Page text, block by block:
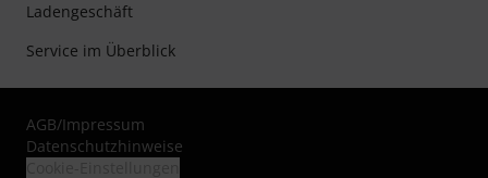
Ladengeschäft
Service im Überblick
AGB/Impressum
Datenschutzhinweise